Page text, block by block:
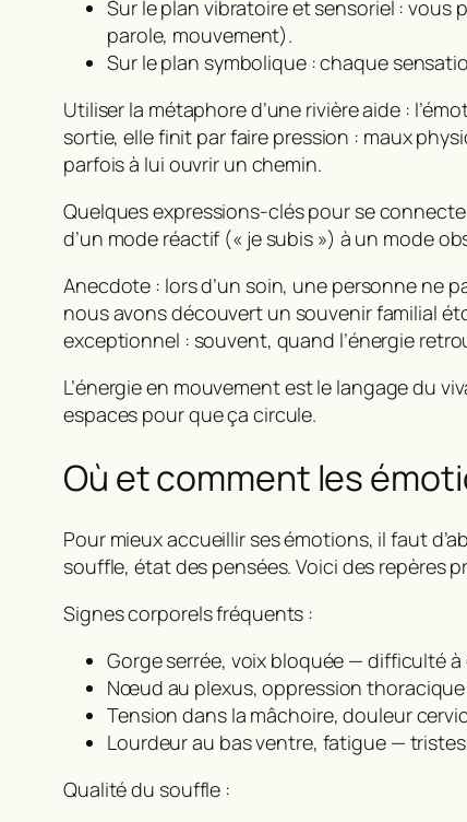
Sur le plan vibratoire et sensoriel : vous
parole, mouvement).
Sur le plan symbolique : chaque
Utiliser la métaphore d’une rivière aide :
sortie, elle finit par faire pression : maux
parfois à lui ouvrir un chemin.
Quelques expressions-clés pour se
d’un mode réactif (« je subis ») à un mode
Anecdote : lors d’un soin, une personne ne
nous avons découvert un souvenir familial
exceptionnel : souvent, quand l’énergie
L’énergie en mouvementest le langage du
espaces pour que ça circule.
Où et comment les
Pour mieuxaccueillir ses émotions, il faut
souffle, état des pensées. Voici des repères
Signes corporels fréquents :
Gorge serrée, voix bloquée — difficulté
Nœud au plexus, oppression
Tension dans la mâchoire, douleur
Lourdeur au bas ventre, fatigue —
Qualité du souffle :